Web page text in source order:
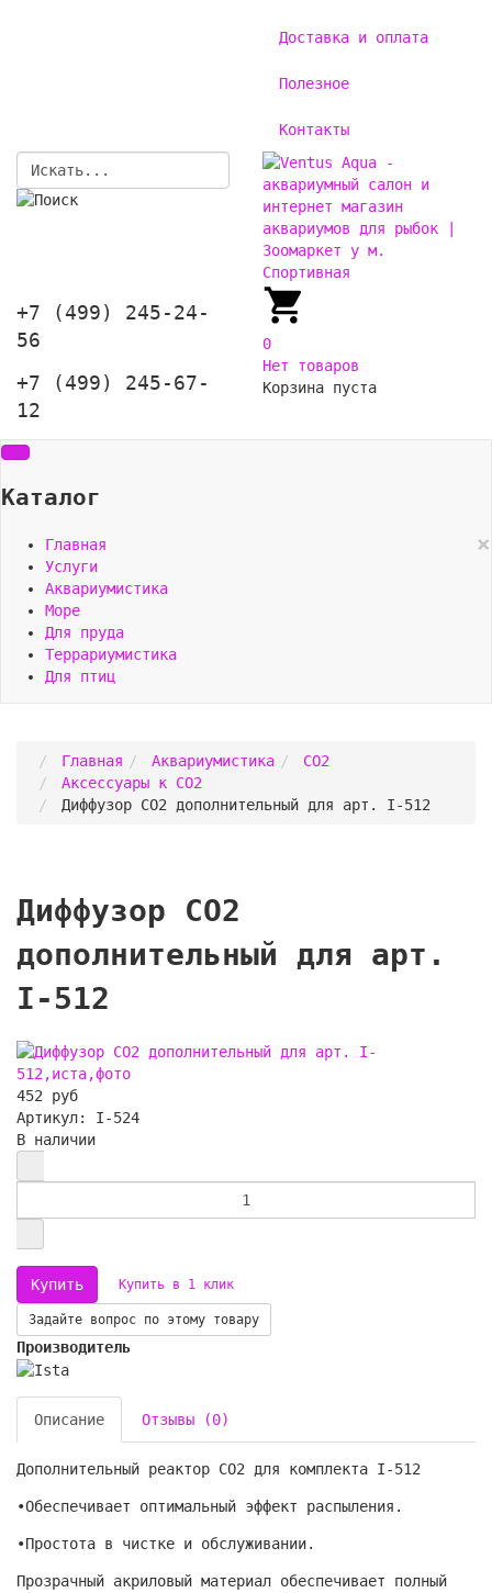
Доставка и оплата
Полезное
Контакты
+7 (499) 245-24-
56
+7 (499) 245-67-
12
0
Нет товаров
Корзина пуста
Каталог
×
Главная
Услуги
Аквариумистика
Море
Для пруда
Террариумистика
Для птиц
Главная Аквариумистика
CO2
Аксессуары к СО2
Диффузор СО2 дополнительный для арт. I-512
Диффузор СО2
дополнительный для арт.
I-512
452 руб
Артикул: I-524
В наличии
Купить в 1 клик
Задайте вопрос по этому товару
Производитель
Описание Отзывы (0)
Дополнительный реактор СО2 для комплекта I-512
•Обеспечивает оптимальный эффект распыления.
•Простота в чистке и обслуживании.
Прозрачный акриловый материал обеспечивает полный